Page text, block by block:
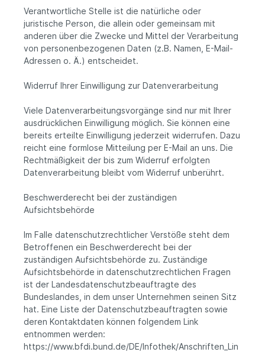
Verantwortliche Stelle ist die natürliche oder
juristische Person, die allein oder gemeinsam mit
anderen über die Zwecke und Mittel der Verarbeitung
von personenbezogenen Daten (z.B. Namen, E-Mail-
Adressen o. Ä.) entscheidet.
Widerruf Ihrer Einwilligung zur Datenverarbeitung
Viele Datenverarbeitungsvorgänge sind nur mit Ihrer
ausdrücklichen Einwilligung möglich. Sie können eine
bereits erteilte Einwilligung jederzeit widerrufen. Dazu
reicht eine formlose Mitteilung per E-Mail an uns. Die
Rechtmäßigkeit der bis zum Widerruf erfolgten
Datenverarbeitung bleibt vom Widerruf unberührt.
Beschwerderecht bei der zuständigen
Aufsichtsbehörde
Im Falle datenschutzrechtlicher Verstöße steht dem
Betroffenen ein Beschwerderecht bei der
zuständigen Aufsichtsbehörde zu. Zuständige
Aufsichtsbehörde in datenschutzrechtlichen Fragen
ist der Landesdatenschutzbeauftragte des
Bundeslandes, in dem unser Unternehmen seinen Sitz
hat. Eine Liste der Datenschutzbeauftragten sowie
deren Kontaktdaten können folgendem Link
entnommen werden:
https://www.bfdi.bund.de/DE/Infothek/Anschriften_Lin